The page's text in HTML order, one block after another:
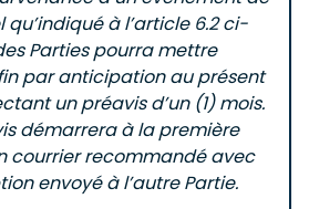
à l’article 6.2 ci-
Parties pourra mettre
par anticipation au présent
un préavis d’un (1) mois.
démarrera à la première
courrier recommandé avec
envoyé à l’autre Partie.